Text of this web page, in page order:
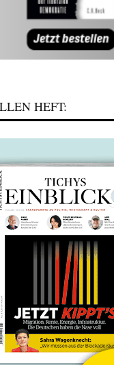
HEFT: